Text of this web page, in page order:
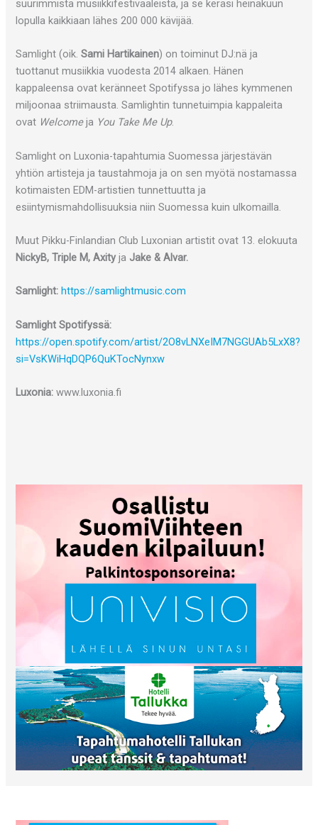
suurimmista musiikkifestivaaleista, ja se keräsi heinäkuun
lopulla kaikkiaan lähes 200 000 kävijää.
Samlight (oik.Sami Hartikainen) on toiminut DJ:nä ja
tuottanut musiikkia vuodesta 2014 alkaen. Hänen
kappaleensa ovat keränneet Spotifyssa jo lähes kymmenen
miljoonaa striimausta. Samlightin tunnetuimpia kappaleita
ovat Welcomeja You Take Me Up.
Samlight on Luxonia-tapahtumia Suomessa järjestävän
yhtiön artisteja ja taustahmoja ja on sen myötä nostamassa
kotimaisten EDM-artistien tunnettuutta ja
esiintymismahdollisuuksia niin Suomessa kuin ulkomailla.
Muut Pikku-Finlandian Club Luxonian artistit ovat 13. elokuuta
NickyB, Triple M, Axity ja Jake & Alvar.
Samlight: https://samlightmusic.com
Samlight Spotifyssä:
https://open.spotify.com/artist/2O8vLNXeIM7NGGUAb5LxX8?
si=VsKWiHqDQP6QuKTocNynxw
Luxonia: www.luxonia.fi